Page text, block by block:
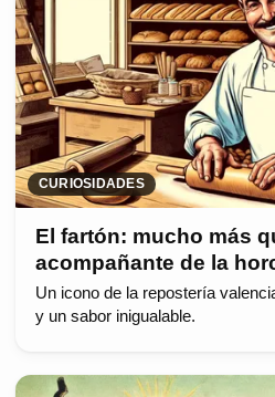
CURIOSIDADES
El fartón: mucho más
acompañante de la
Un icono de la repostería
y un sabor inigualable.